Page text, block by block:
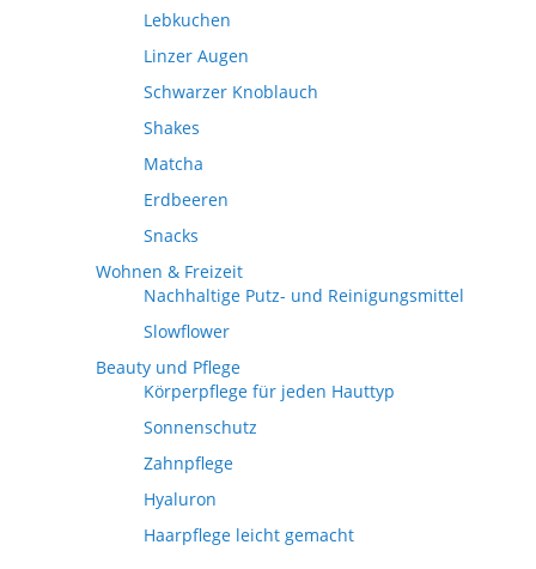
Lebkuchen
Linzer Augen
Schwarzer Knoblauch
Shakes
Matcha
Erdbeeren
Snacks
Wohnen & Freizeit
Nachhaltige Putz- und Reinigungsmittel
Slowflower
Beauty und Pflege
Körperpflege für jeden Hauttyp
Sonnenschutz
Zahnpflege
Hyaluron
Haarpflege leicht gemacht